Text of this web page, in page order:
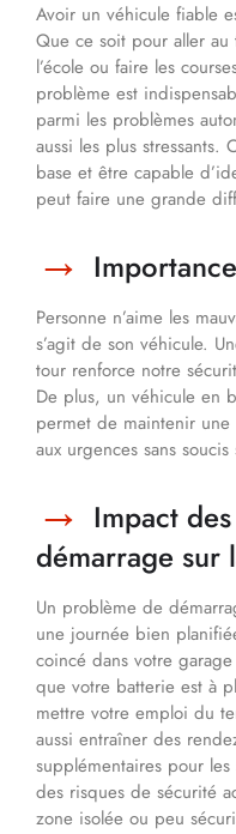
Avoir un véhicule fiable
Que ce soit pour aller au
l’école ou faire les
problème est
parmi les problèmes
aussi les plus stressants.
base et être capable
peut faire une grande
Personne n’aime les
s’agit de son véhicule.
tour renforce notre
De plus, un véhicule en
permet de maintenir
aux urgences sans
Impact
démarrage sur
Un problème de
une journée bien
coincé dans votre
que votre batterie est à
mettre votre emploi du
aussi entraîner des
supplémentaires pour
des risques de sécurité
zone isolée ou peu